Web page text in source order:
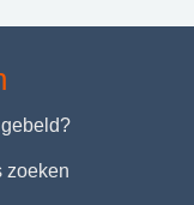
gebeld?
zoeken